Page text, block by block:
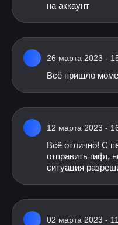
на аккаунт
26 марта 2023 -
Всё пришло
12 марта 2023 -
Всё отлично! С
отправить гифт,
ситуация
02 марта 2023 -